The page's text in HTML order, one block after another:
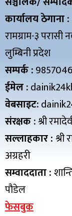
कार्यालय ठेगाना :
रामग्राम-३ परासी
लुम्बिनी प्रदेश
सम्पर्क :
ईमेल :
वेबसाइट:
संरक्षक :श्री
सल्लाहकार :श्री
अग्रहरी
सम्वाददाता :
पौडेल
फेसबुक